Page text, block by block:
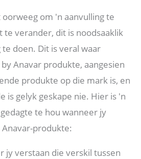
oorweeg om 'n aanvulling te
te verander, dit is noodsaaklik
doen. Dit is veral waar
Anavar produkte, aangesien
produkte op die mark is, en
is gelyk geskape nie. Hier is 'n
te hou wanneer jy
produkte:
jy verstaan ​​die verskil tussen